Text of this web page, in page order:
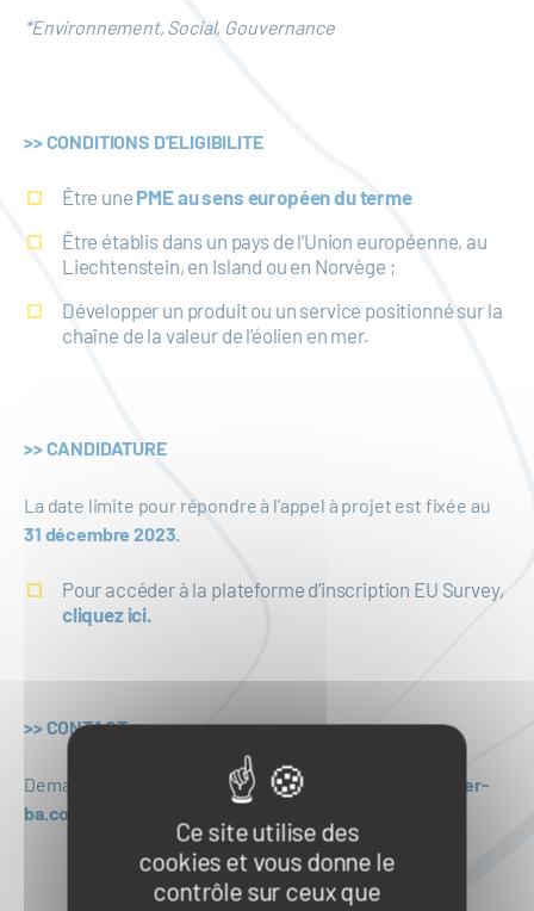
Ce site utilise des
cookies et vous donne le
contrôle sur ceux que
*Environnement, Social, Gouvernance
>> CONDITIONS D'ELIGIBILITE
Être une PME au sens européen du terme
Être établis dans un pays de l’Union européenne, au
Liechtenstein, en Island ou en Norvège ;
Développer un produit ou un service positionné sur la
chaîne de la valeur de l’éolien en mer.
>> CANDIDATURE
La date limite pour répondre à l’appel à projet est fixée au
31 décembre 2023.
Pour accéder à la plateforme d’inscription EU Survey,
cliquez ici.
>> CONTACT
Demandes d’information par courriel à
europe@polemer-
ba.com